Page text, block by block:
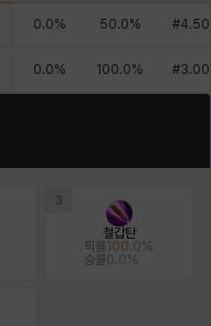
0.0% 50.0% #4.50
0.0% 100.0% #3.00
3
철갑탄
픽률
승률
100.0%
0.0%